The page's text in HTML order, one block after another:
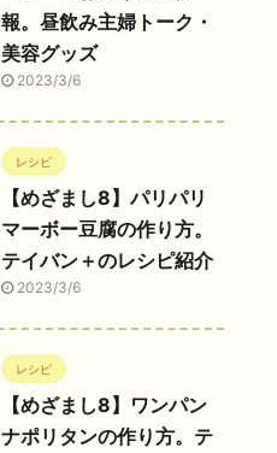
報。昼飲み主婦トーク・
美容グッズ
2023/3/6
レシピ
【めざまし8】パリパリ
マーボー豆腐の作り方。
テイバン＋のレシピ紹介
2023/3/6
レシピ
【めざまし8】ワンパン
ナポリタンの作り方。テ